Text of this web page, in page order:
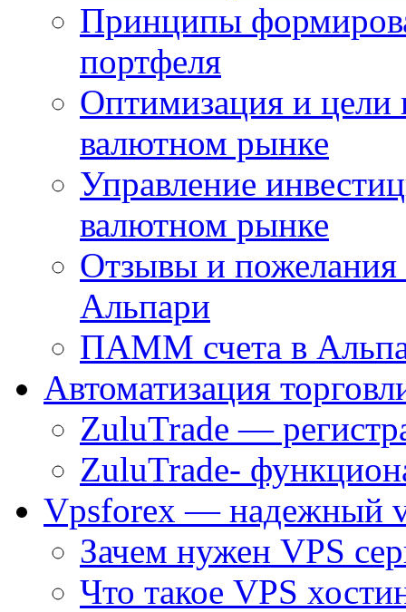
Принципы
портфеля
Оптимизация и цели
валютном рынке
Управление
валютном рынке
Отзывы и
Альпари
ПАММ счета в
Автоматизация
ZuluTrade —
ZuluTrade-
Vpsforex — надежный
Зачем нужен VPS
Что такое VPS